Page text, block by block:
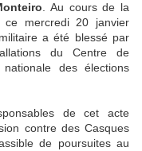
Au cours de la
ce mercredi 20 janvier
a été blessé par
du Centre de
des élections
de cet acte
contre des Casques
de poursuites au